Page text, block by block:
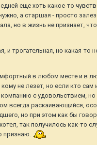
еще хоть какое-то
а старшая - просто
но в жизнь не признает,
и трогательная, но какая-то
в любом месте и в
не лезет, но если кто сам
с удовольствием,
всегда раскаивающийся,
но при этом как бы
так получилось как-то
признаю.